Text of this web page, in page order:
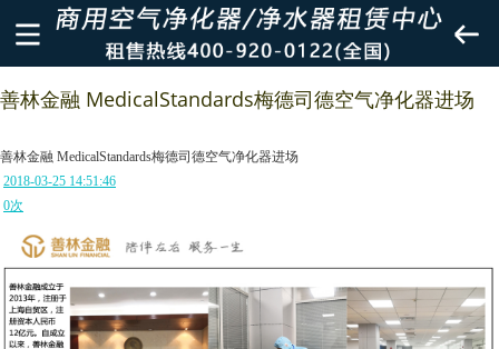
善林金融 MedicalStandards梅德司德空气净化器进场
善林金融 MedicalStandards梅德司德空气净化器进场
2018-03-25 14:51:46
0次